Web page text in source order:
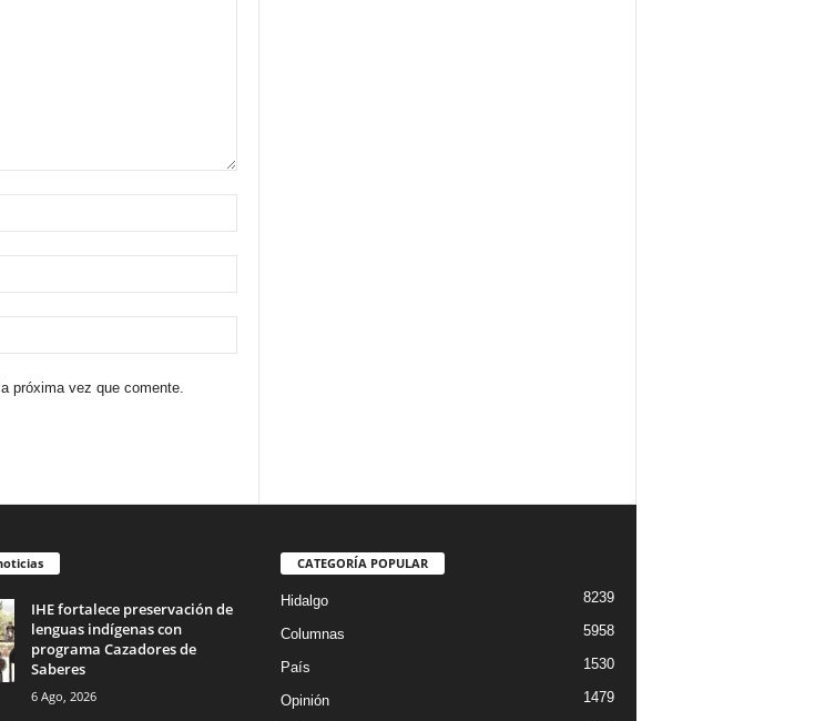
próxima vez que comente.
IHE fortalece preservación de
lenguas indígenas con
programa Cazadores de
Saberes
6 Ago, 2026
CATEGORÍA POPULAR
Hidalgo 8239
Columnas 5958
País 1530
Opinión 1479